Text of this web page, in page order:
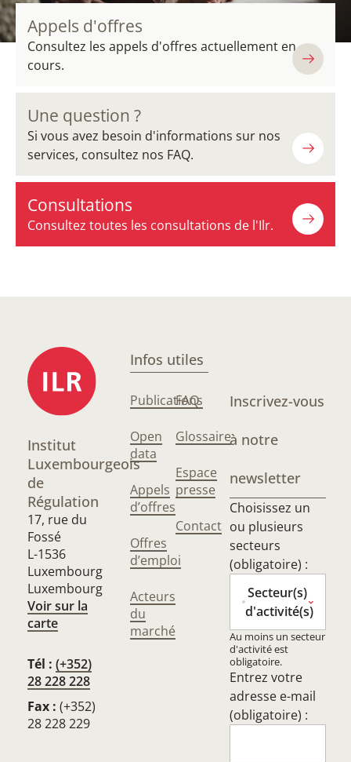
Appels d'offres
Consultez les appels d'offres actuellement en
cours.
Une question ?
Si vous avez besoin d'informations sur nos
services, consultez nos FAQ.
Consultations
Consultez toutes les consultations de l'Ilr.
Institut
Luxembourgeois
de
Régulation
17, rue du
Fossé
L-1536
Luxembourg
Luxembourg
Voir sur la
carte
Tél : (+352)
28 228 228
Fax : (+352)
28 228 229
Infos utiles
Publications
Open
data
Appels
d’offres
Offres
d’emploi
Acteurs
du
marché
FAQ
Glossaire
Espace
presse
Contact
Inscrivez-vous
à notre
newsletter
Choisissez un
ou plusieurs
secteurs
(obligatoire) :
Secteur(s)
d'activité(s)
Au moins un secteur
d'activité est
obligatoire.
Entrez votre
adresse e-mail
(obligatoire) :